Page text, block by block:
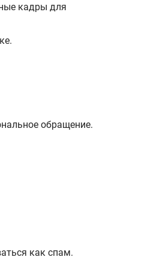
кадры для
обращение.
как спам.